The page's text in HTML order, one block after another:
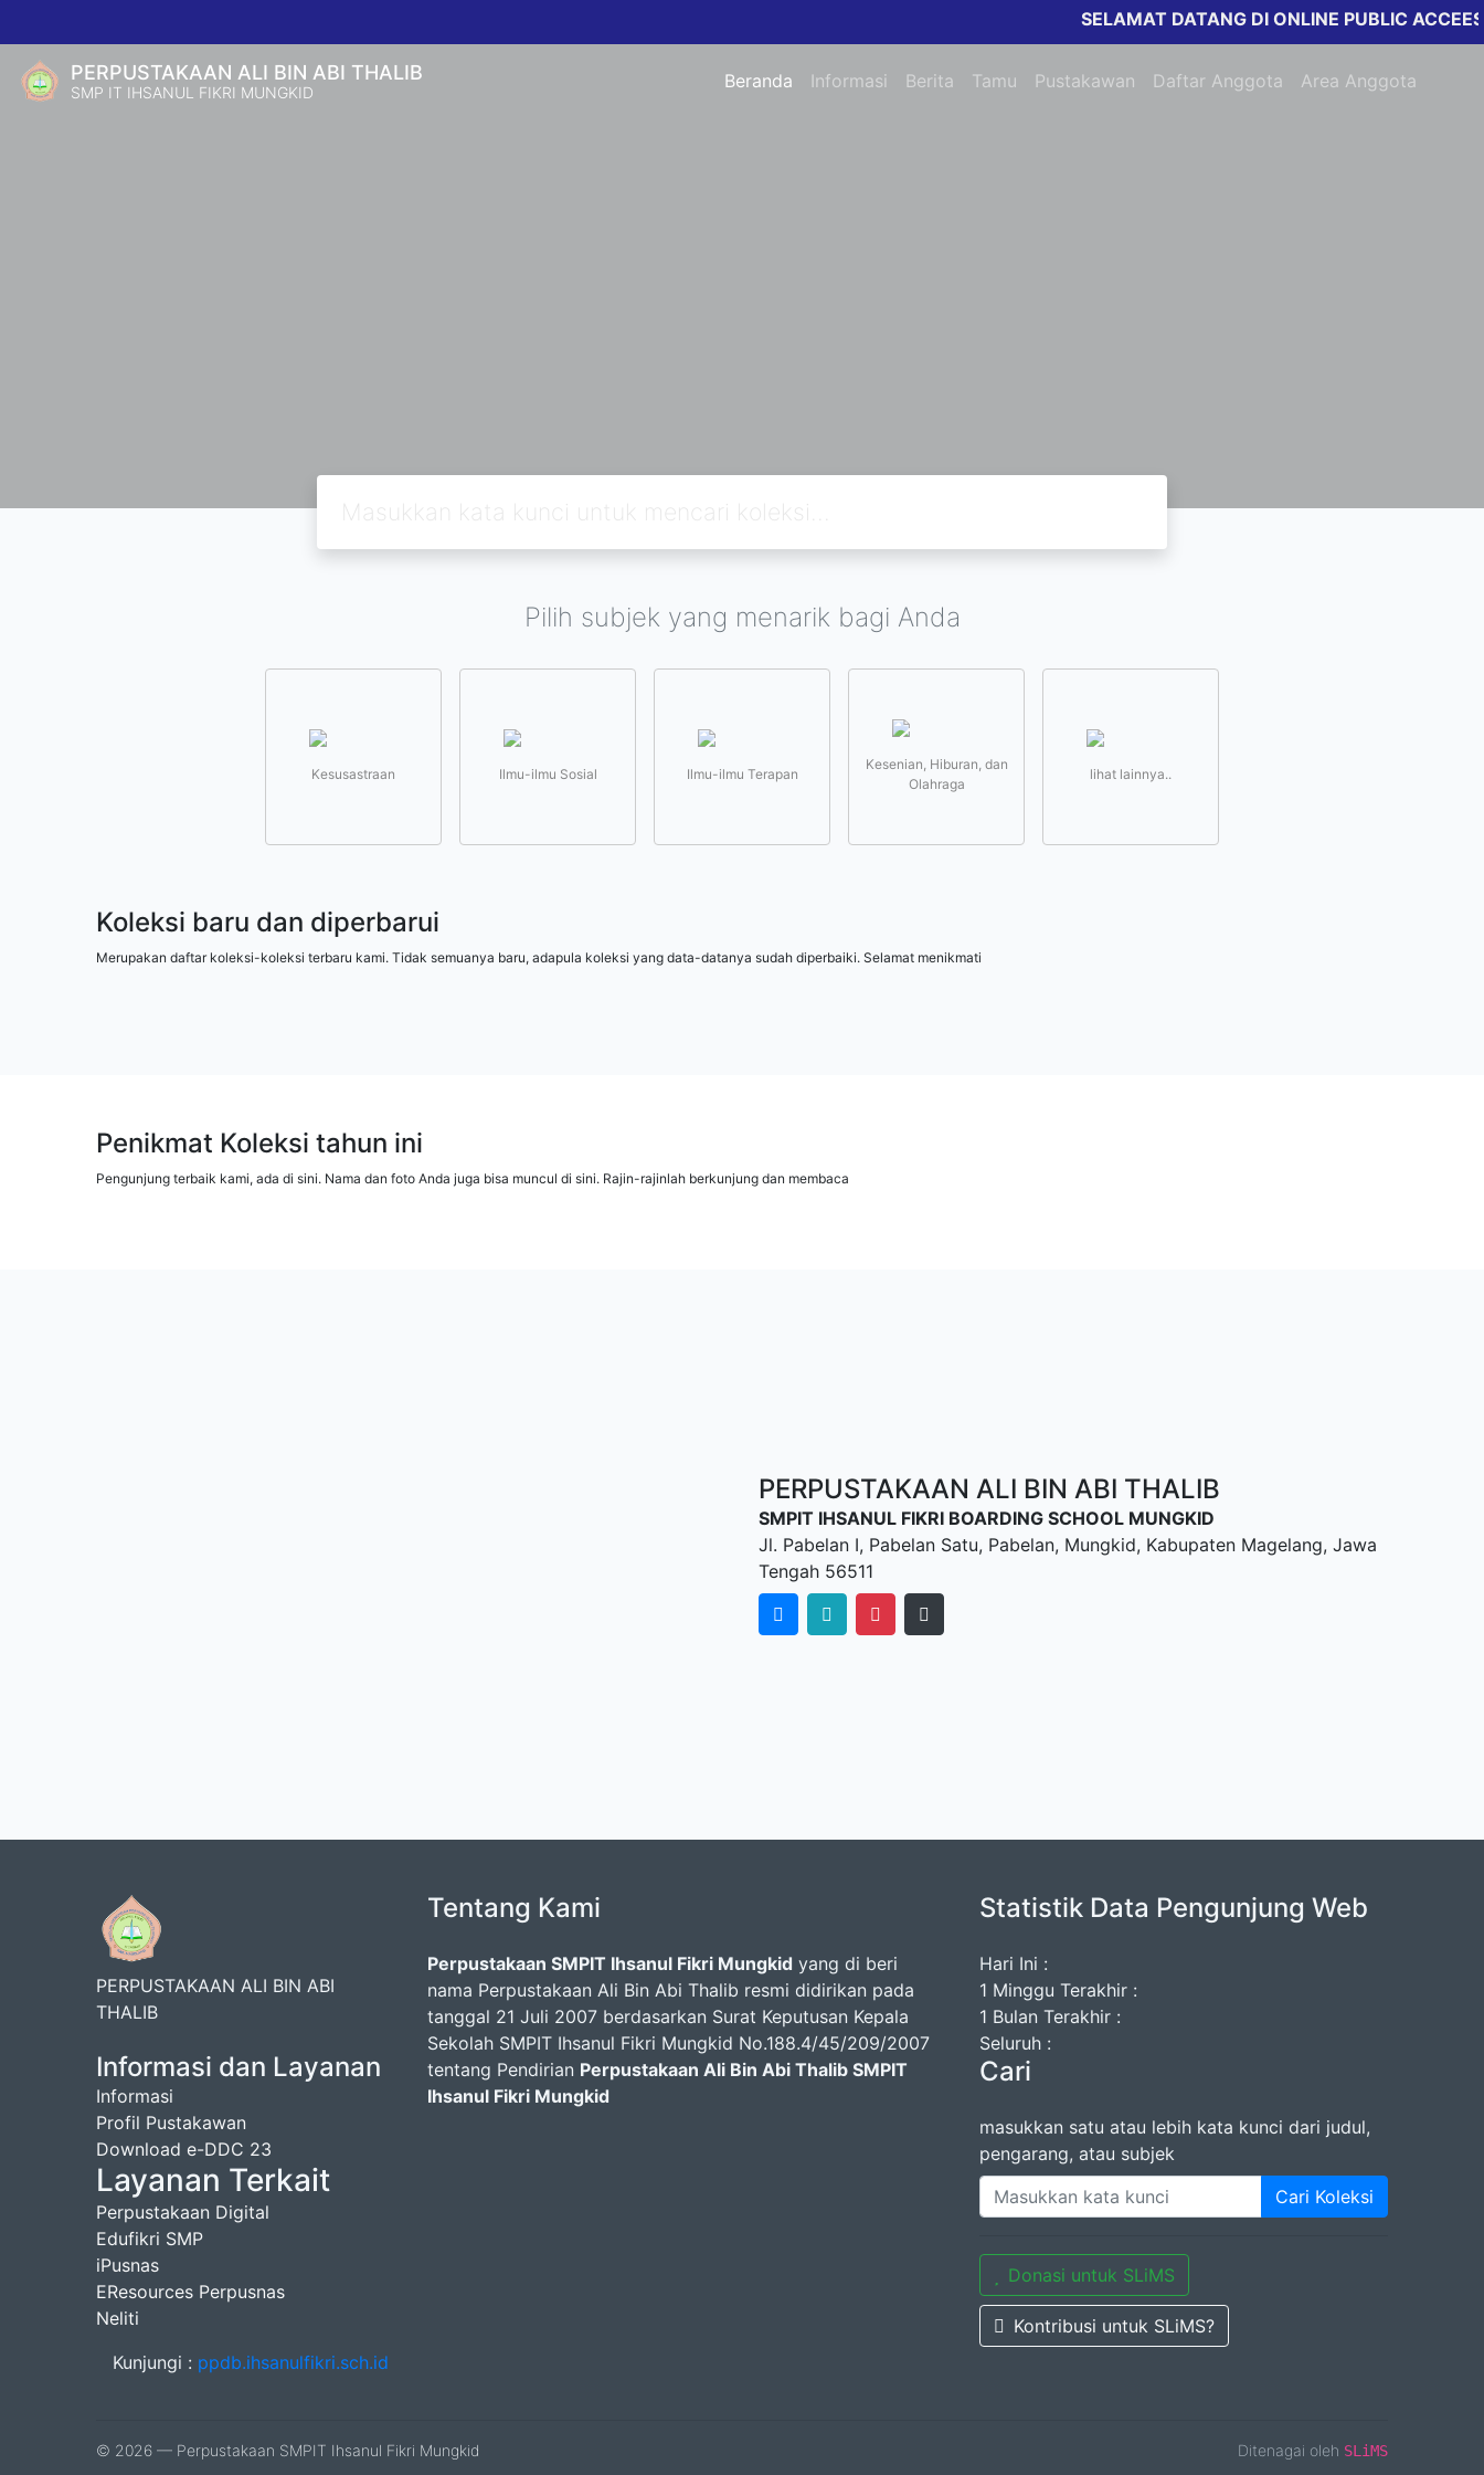
SELAMAT DATANG DI ONLINE PUBLIC ACCEESS
PERPUSTAKAAN ALI BIN ABI THALIB
SMP IT IHSANUL FIKRI MUNGKID Beranda Informasi Berita Tamu Pustakawan Daftar Anggota Area Anggota
Pilih subjek yang menarik bagi Anda
Kesusastraan Ilmu-ilmu Sosial Ilmu-ilmu Terapan
Kesenian, Hiburan, dan
Olahraga
lihat lainnya..
Koleksi baru dan diperbarui
Merupakan daftar koleksi-koleksi terbaru kami. Tidak semuanya baru, adapula koleksi yang data-datanya sudah diperbaiki. Selamat menikmati
Penikmat Koleksi tahun ini
Pengunjung terbaik kami, ada di sini. Nama dan foto Anda juga bisa muncul di sini. Rajin-rajinlah berkunjung dan membaca
PERPUSTAKAAN ALI BIN ABI THALIB
SMPIT IHSANUL FIKRI BOARDING SCHOOL MUNGKID
Jl. Pabelan I, Pabelan Satu, Pabelan, Mungkid, Kabupaten Magelang, Jawa
Tengah 56511
PERPUSTAKAAN ALI BIN ABI
THALIB
Informasi dan Layanan
Informasi
Profil Pustakawan
Download e-DDC 23
Layanan Terkait
Perpustakaan Digital
Edufikri SMP
iPusnas
EResources Perpusnas
Neliti
Kunjungi : ppdb.ihsanulfikri.sch.id
Tentang Kami
Perpustakaan SMPIT Ihsanul Fikri Mungkid yang di beri
nama Perpustakaan Ali Bin Abi Thalib resmi didirikan pada
tanggal 21 Juli 2007 berdasarkan Surat Keputusan Kepala
Sekolah SMPIT Ihsanul Fikri Mungkid No.188.4/45/209/2007
tentang Pendirian Perpustakaan Ali Bin Abi Thalib SMPIT
Ihsanul Fikri Mungkid
Statistik Data Pengunjung Web
Hari Ini :
1 Minggu Terakhir :
1 Bulan Terakhir :
Seluruh :
Cari
masukkan satu atau lebih kata kunci dari judul,
pengarang, atau subjek
Cari Koleksi
Donasi untuk SLiMS
Kontribusi untuk SLiMS?
© 2026 — Perpustakaan SMPIT Ihsanul Fikri Mungkid Ditenagai oleh SLiMS